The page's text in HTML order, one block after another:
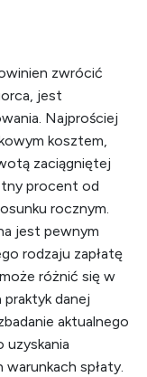
zwrócić
jest
Najprościej
kosztem,
zaciągniętej
procent od
rocznym.
jest pewnym
rodzaju zapłatę
różnić się w
danej
aktualnego
spłaty.